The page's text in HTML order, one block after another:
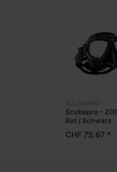
SCUBAPRO
Scubapro -
Rot / Schwarz
CHF 75.67 *